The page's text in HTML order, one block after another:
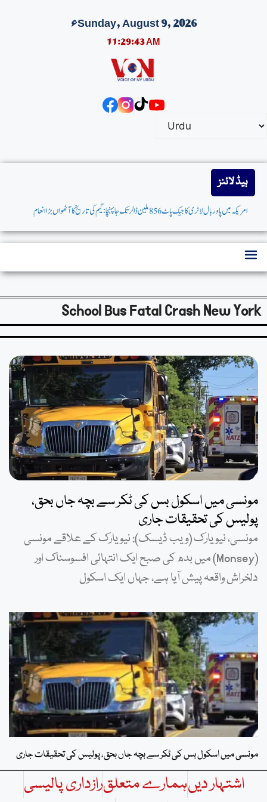
Sunday, August 9, 2026ء
11:29:44 AM
ہیڈ لائنز
امریکہ میں پاوربال لاٹری کاجیک پاٹ 856 ملین ڈالرتک جاپہنچا: گیم کی تاریخ کاآٹھواں بڑاانعام
School Bus Fatal Crash New York
مونسی میں اسکول بس کی ٹکر سے بچہ جاں بحق،
پولیس کی تحقیقات جاری
مونسی، نیویارک (ویب ڈیسک): نیویارک کے علاقے مونسی
(Monsey) میں بدھ کی صبح ایک انتہائی افسوسناک اور
دلخراش واقعہ پیش آیا ہے، جہاں ایک اسکول
مونسی میں اسکول بس کی ٹکر سے بچہ جاں بحق، پولیس کی تحقیقات جاری
اشتہار دیںہمارے متعلقرازداری پالیسی